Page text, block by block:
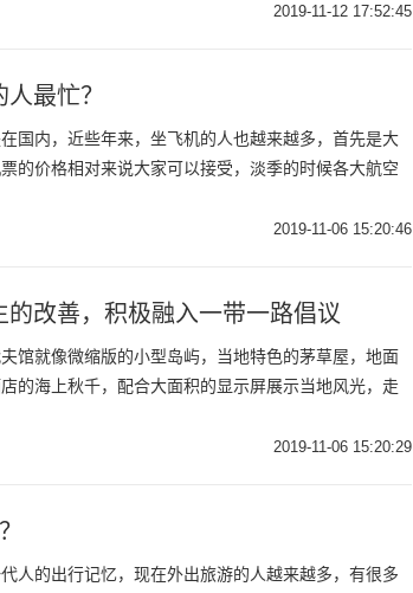
2019-11-12 17:52:45
最忙？
国内，近些年来，坐飞机的人也越来越多，首先是大
的价格相对来说大家可以接受，淡季的时候各大航空
2019-11-06 15:20:46
改善，积极融入一带一路倡议
馆就像微缩版的小型岛屿，当地特色的茅草屋，地面
的海上秋千，配合大面积的显示屏展示当地风光，走
2019-11-06 15:20:29
人的出行记忆，现在外出旅游的人越来越多，有很多